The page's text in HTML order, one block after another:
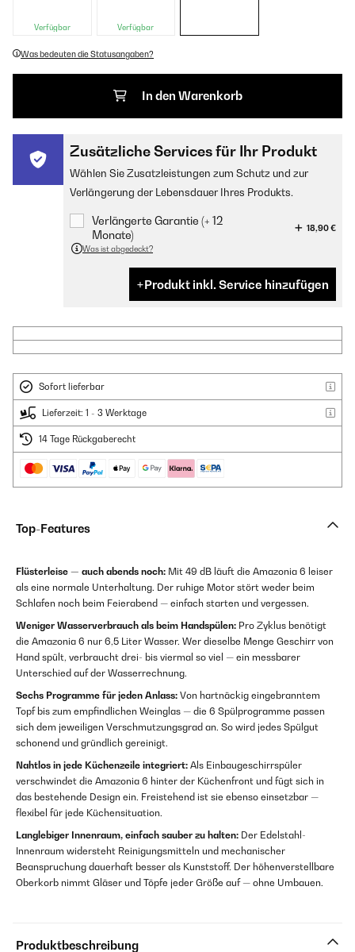
Verfügbar Verfügbar
Was bedeuten die Statusangaben?
In den Warenkorb
Zusätzliche Services für Ihr Produkt
Wählen Sie Zusatzleistungen zum Schutz und zur
Verlängerung der Lebensdauer Ihres Produkts.
Verlängerte Garantie (+ 12
Monate)
18,90 €
Was ist abgedeckt?
Produkt inkl. Service hinzufügen
Sofort lieferbar
Lieferzeit: 1 - 3 Werktage
14 Tage Rückgaberecht
Top-Features
Flüsterleise — auch abends noch: Mit 49 dB läuft die Amazonia 6 leiser
als eine normale Unterhaltung. Der ruhige Motor stört weder beim
Schlafen noch beim Feierabend — einfach starten und vergessen.
Weniger Wasserverbrauch als beim Handspülen: Pro Zyklus benötigt
die Amazonia 6 nur 6,5 Liter Wasser. Wer dieselbe Menge Geschirr von
Hand spült, verbraucht drei- bis viermal so viel — ein messbarer
Unterschied auf der Wasserrechnung.
Sechs Programme für jeden Anlass: Von hartnäckig eingebranntem
Topf bis zum empfindlichen Weinglas — die 6 Spülprogramme passen
sich dem jeweiligen Verschmutzungsgrad an. So wird jedes Spülgut
schonend und gründlich gereinigt.
Nahtlos in jede Küchenzeile integriert: Als Einbaugeschirrspüler
verschwindet die Amazonia 6 hinter der Küchenfront und fügt sich in
das bestehende Design ein. Freistehend ist sie ebenso einsetzbar —
flexibel für jede Küchensituation.
Langlebiger Innenraum, einfach sauber zu halten: Der Edelstahl-
Innenraum widersteht Reinigungsmitteln und mechanischer
Beanspruchung dauerhaft besser als Kunststoff. Der höhenverstellbare
Oberkorb nimmt Gläser und Töpfe jeder Größe auf — ohne Umbauen.
Produktbeschreibung